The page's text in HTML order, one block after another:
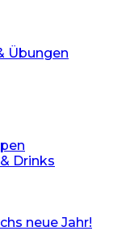
Übungen
Drinks
neue Jahr!